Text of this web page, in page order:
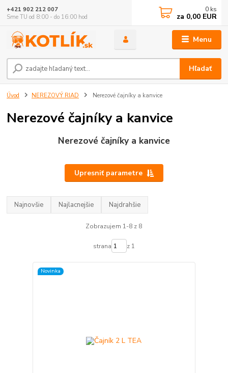
Menu
Hľadať
+421 902 212 007
Sme TU od 8:00 - do 16:00 hod
0 ks
za 0,00 EUR
Úvod NEREZOVÝ RIAD Nerezové čajníky a kanvice
Nerezové čajníky a kanvice
Nerezové čajníky a kanvice
Upresniť parametre
Najnovšie Najlacnejšie Najdrahšie
Zobrazujem 1-8 z 8
strana z 1
Novinka